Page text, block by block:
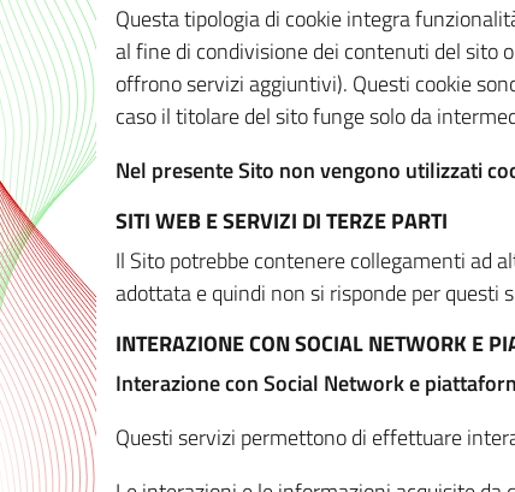
Questa tipologia di cookie integra
al fine di condivisione dei contenuti del sito
offrono servizi aggiuntivi). Questi cookie
caso il titolare del sito funge solo da
Nel presente Sito non vengono utilizzati
SITI WEB E SERVIZI DI TERZE PARTI
Il Sito potrebbe contenere collegamenti ad
adottata e quindi non si risponde per questi
INTERAZIONE CON SOCIAL NETWORK E
Interazione con Social Network e
Questi servizi permettono di effettuare